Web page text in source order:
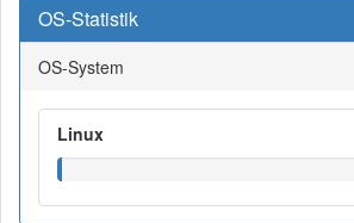
OS-Statistik
OS-System
Linux